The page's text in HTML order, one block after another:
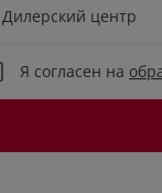
Дилерский центр
Я согласен на